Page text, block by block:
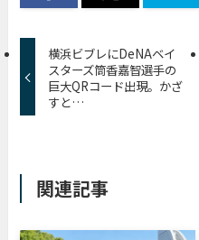
横浜ビブレにDeNAベイ
スターズ筒香嘉智選手の
巨大QRコード出現。かざ
すと…
関連記事